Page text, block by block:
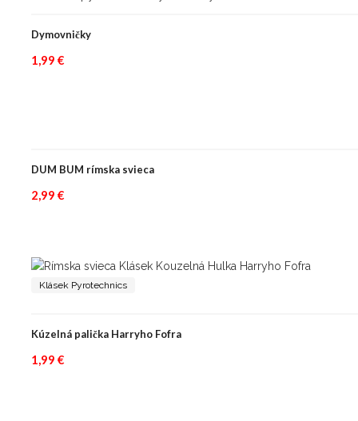
Dymovničky
1,99 €
DUM BUM rímska svieca
2,99 €
Klásek Pyrotechnics
Kúzelná palička Harryho Fofra
1,99 €